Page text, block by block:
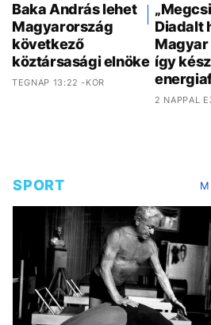
Baka András lehet
Magyarország
következő
köztársasági elnöke
TEGNAP 13:22 -KOR
Diadalt
Magyar
így
2 NAPPAL
SPORT